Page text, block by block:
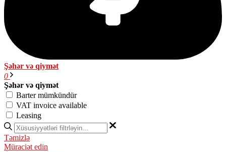
Şəhər və qiymət
0
Şəhər və qiymət
Barter mümkündür
VAT invoice available
Leasing
Təmizlə
Müraciət edin